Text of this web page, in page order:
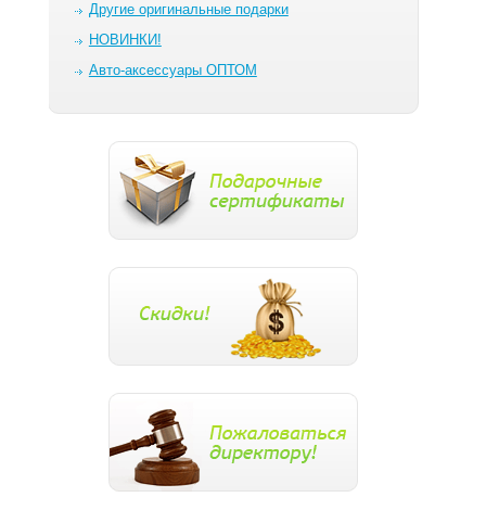
Другие оригинальные подарки
НОВИНКИ!
Авто-аксессуары ОПТОМ